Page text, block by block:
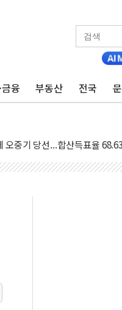
융 부동산 전국
두천~하당'·'올미골교' 차량
사고 발생…작업자 1명 숨져
'철강 AI융합실증센터' 들어선
50대 숨진 채 발견...경찰, 조
선서 정청래에 승리…金
발표...김민석 47.37% 정청래
지급 확정되나…재상고 앞두고
'행복상자' 전달